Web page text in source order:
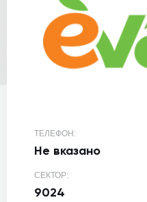
ТЕЛЕФОН:
Не вказано
СЕКТОР:
9024